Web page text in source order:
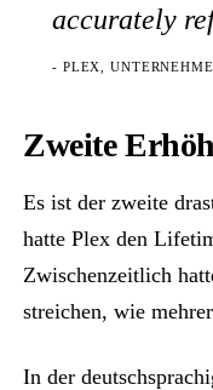
accurately
- PLEX,
Zweite
Es ist der zweite
hatte Plex den
Zwischenzeitlich
streichen, wie
In der